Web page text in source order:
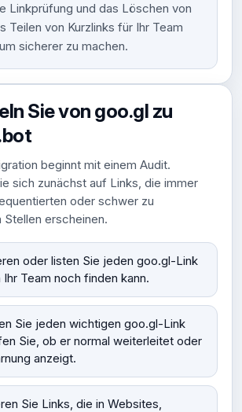
Linkprüfung und das Löschen von
Teilen von Kurzlinks für Ihr Team
sicherer zu machen.
Sie von goo.gl zu
beginnt mit einem Audit.
sich zunächst auf Links, die immer
oder schwer zu
Stellen erscheinen.
oder listen Sie jeden goo.gl-Link
Ihr Team noch finden kann.
Sie jeden wichtigen goo.gl-Link
Sie, ob er normal weiterleitet oder
anzeigt.
Sie Links, die in Websites,